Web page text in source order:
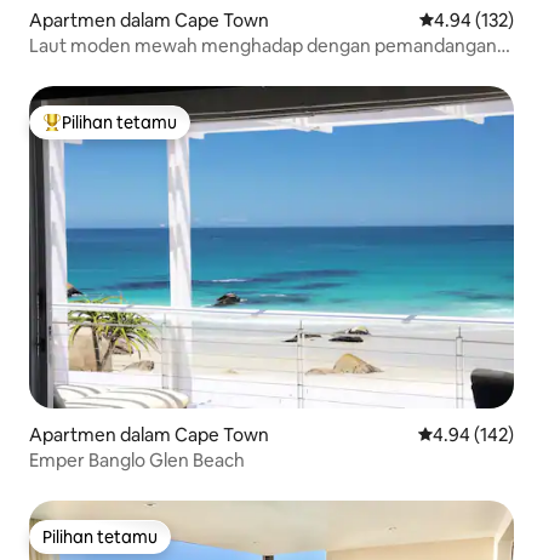
Apartmen dalam Cape Town Penarafan
4.94 (132)
Laut moden mewah menghadap dengan pemandangan
Pilihan utama tetamu
Pilihan tetamu
Apartmen dalam Cape Town Penarafan
4.94 (142)
Emper Banglo Glen Beach
Pilihan tetamu
Pilihan tetamu